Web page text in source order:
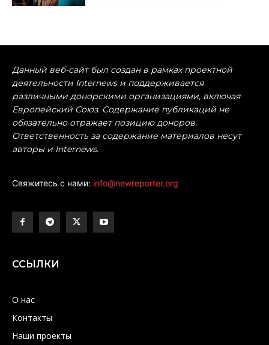
Данный веб-сайт был создан в рамках проектной
деятельности Internews и поддерживается
различными донорскими организациями, включая
Европейский Союз. Содержание публикаций не
обязательно отражает позицию доноров.
Ответственность за содержание материалов несут
авторы и Internews.
Свяжитесь с нами: info@newreporter.org
ССЫЛКИ
О нас
Контакты
Наши проекты